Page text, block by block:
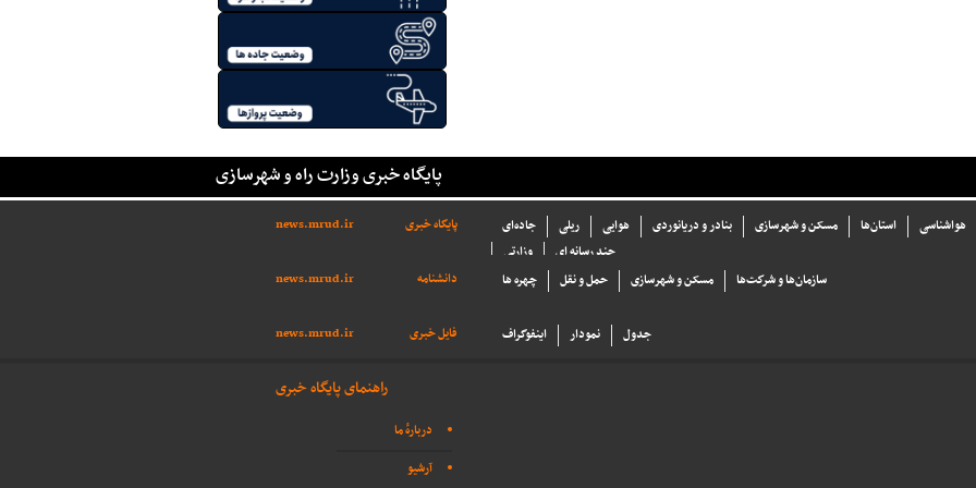
پایگاه خبری وزارت راه و شهرسازی
پایگاه خبری news.mrud.ir جاده‌ای ریلی هوایی بنادر و دریانوردی مسکن و شهرسازی استان‌ها
هواشناسی
وزارتی
چند رسانه ای
دانشنامه
news.mrud.ir چهره ها حمل و نقل مسکن و شهرسازی سازما‌ن‌ها و شركت‌ها
فایل خبری news.mrud.ir اینفوگراف نمودار جدول
راهنمای پایگاه خبری
دربارهٔ ما
آرشیو